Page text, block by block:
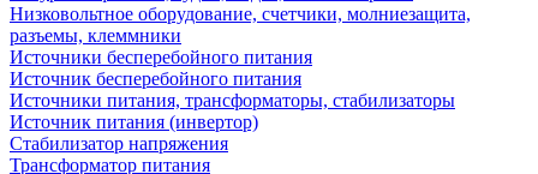
Низковольтное оборудование, счетчики, молниезащита,
разъемы, клеммники
Источники бесперебойного питания
Источник бесперебойного питания
Источники питания, трансформаторы, стабилизаторы
Источник питания (инвертор)
Стабилизатор напряжения
Трансформатор питания